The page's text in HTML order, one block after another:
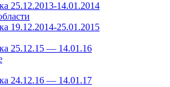
25.12.2013-14.01.2014
19.12.2014-25.01.2015
25.12.15 — 14.01.16
24.12.16 — 14.01.17